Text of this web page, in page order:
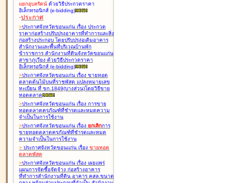
แยกอุบลรัตน์ ด้วยวิธีประกวดราคา
อิเล็กทรอนิกส์ (e-bidding)
-ประกาศ
>ประกาศจังหวัดขอนแก่น เรื่อง ประกวด
ราคาก่อสร้างปรับปรุงอาคารที่ทำการและสิ่ง
ก่อสร้างประกอบ โดยปรับปรุง่อเติมอาคาร
สำนักงานและพื้นที่บริเวณบ้านพัก
ข้าราชการ สำนักงานที่ดินจังหวัดขอนแก่น
สาขาภูเวียง ด้วยวิธีประกวดราคา
อิเล็กทรอนิกส์ (e-bidding)
>ประกาศจังหวัดขอนแก่น เรื่อง ขายทอด
ตลาดต้นไม้บนที่ราชพัสดุ แปลงหมายเลข
ทะเบียน ที่ ขก.1849(บางส่วน)โดยวิธีขาย
ทอดตลาด
>ประกาศจังหวัดขอนแก่น เรื่อง การขาย
ทอดตลาดครุภัณฑ์ที่ชำรุดและหมดความ
จำเป็นในการใช้งาน
>ประกาศจังหวัดขอนแก่น เรื่อง ยกเลิกการ
ขายทอดตลาดครุภัณฑ์ที่ชำรุดและหมด
ความจำเป็นในการใช้งาน
> ประกาศจังหวัดขอนแก่น เรื่อง ขายทอด
ตลาดพัสดุ
>ประกาศจังหวัดขอนแก่น เรื่อง เผยแพร่
แผนการจัดซื้อจัดจ้าง ก่อสร้างอาคาร
ที่ทำการสำนักงานที่ดิน อาคาร คสล.ขนาด